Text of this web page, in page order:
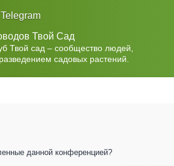
Telegram
Твой Сад
Твой сад – сообщество людей,
садовых растений.
данной конференцией?